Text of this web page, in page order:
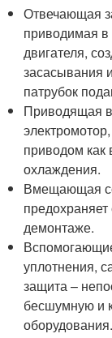
Отвечающая
приводимая в
двигателя,
засасывания
патрубок
Приводящая
приводом как
охлаждения.
Вмещающая
демонтаже.
уплотнения,
защита –
бесшумную и
оборудования.